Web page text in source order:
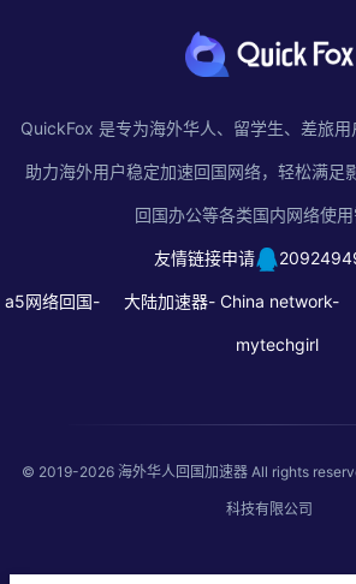
QuickFox 是专为海外华人、留学生、差旅用
助力海外用户稳定加速回国网络，轻松满足
回国办公等各类国内网络使用
友情链接申请
a5网络回国- 大陆加速器- China network-
mytechgirl
© 2019-2026 海外华人回国加速器All rights
科技有限公司